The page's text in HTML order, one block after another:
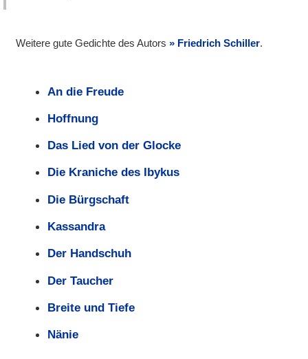
Weitere gute Gedichte des Autors Friedrich Schiller.
An die Freude
Hoffnung
Das Lied von der Glocke
Die Kraniche des Ibykus
Die Bürgschaft
Kassandra
Der Handschuh
Der Taucher
Breite und Tiefe
Nänie